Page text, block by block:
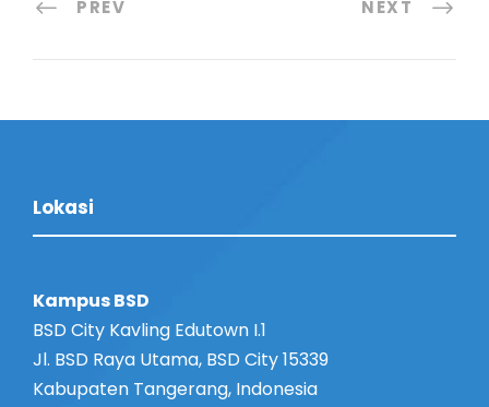
PREV NEXT
Lokasi
Kampus BSD
BSD City Kavling Edutown I.1
Jl. BSD Raya Utama, BSD City 15339
Kabupaten Tangerang, Indonesia